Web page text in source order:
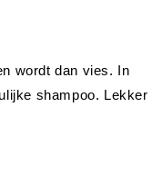
wordt dan vies. In
shampoo. Lekker